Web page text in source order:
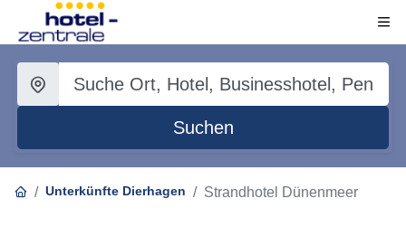
Suchen
Unterkünfte Dierhagen Strandhotel Dünenmeer